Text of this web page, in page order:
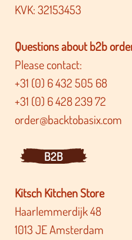
KVK: 32153453
Questions about b2b
Please contact:
+31 (0) 6 432 505 68
+31 (0) 6 428 239 72
order@backtobasix.com
B2B
Kitsch Kitchen Store
Haarlemmerdijk 48
1013 JE Amsterdam